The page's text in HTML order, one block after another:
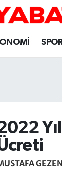
GEZEN
Eczaneler
Yoğunluk
Durumu